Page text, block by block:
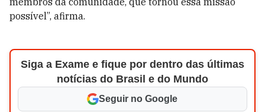
possível”, afirma.
Siga a Exame e fique por dentro das últimas
notícias do Brasil e do Mundo
Seguir no Google